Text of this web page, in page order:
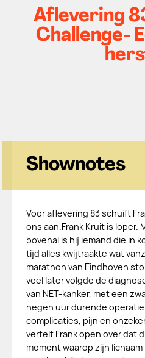
Aflevering
Challenge-
Shownotes
Voor aflevering 83 schuift
ons aan.Frank Kruit is loper.
bovenal is hij iemand die in
tijd alles kwijtraakte wat
marathon van Eindhoven
veel later volgde de
van NET-kanker, met een
negen uur durende
complicaties, pijn en
vertelt Frank open over dat
moment waarop zijn